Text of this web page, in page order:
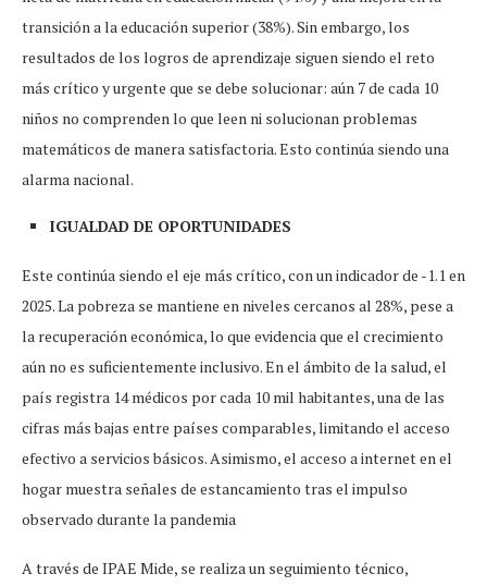
transición a la educación superior (38%). Sin embargo, los
resultados de los logros de aprendizaje siguen siendo el reto
más crítico y urgente que se debe solucionar: aún 7 de cada 10
niños no comprenden lo que leen ni solucionan problemas
matemáticos de manera satisfactoria. Esto continúa siendo una
alarma nacional.
IGUALDAD DE OPORTUNIDADES
Este continúa siendo el eje más crítico, con un indicador de -1.1 en
2025. La pobreza se mantiene en niveles cercanos al 28%, pese a
la recuperación económica, lo que evidencia que el crecimiento
aún no es suficientemente inclusivo. En el ámbito de la salud, el
país registra 14 médicos por cada 10 mil habitantes, una de las
cifras más bajas entre países comparables, limitando el acceso
efectivo a servicios básicos. Asimismo, el acceso a internet en el
hogar muestra señales de estancamiento tras el impulso
observado durante la pandemia
A través de IPAE Mide, se realiza un seguimiento técnico,